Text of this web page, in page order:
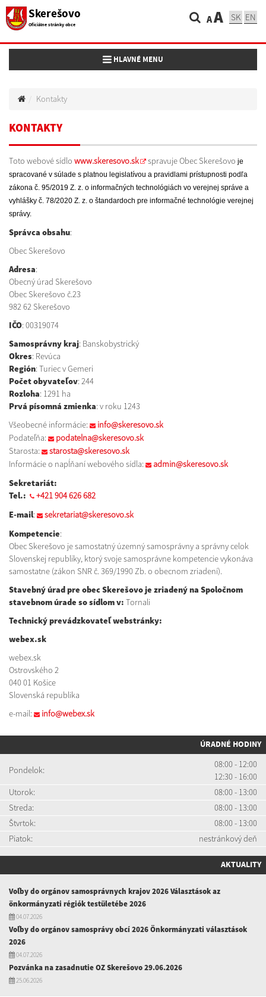
Skerešovo
Oficiálne stránky obce AA SK EN
Toggle navigation
HLAVNÉ MENU
Kontakty
KONTAKTY
Toto webové sídlo www.skeresovo.sk spravuje Obec Skerešovo je
spracované v súlade s platnou legislatívou a pravidlami prístupnosti podľa
zákona č. 95/2019 Z. z. o informačných technológiách vo verejnej správe a
vyhlášky č. 78/2020 Z. z. o štandardoch pre informačné technológie verejnej
správy.
Správca obsahu:
Obec Skerešovo
Adresa:
Obecný úrad Skerešovo
Obec Skerešovo č.23
982 62 Skerešovo
IČO: 00319074
Samosprávny kraj: Banskobystrický
Okres: Revúca
Región: Turiec v Gemeri
Počet obyvateľov: 244
Rozloha: 1291 ha
Prvá písomná zmienka: v roku 1243
Všeobecné informácie:
info@skeresovo.sk
Podateľňa:
podatelna@skeresovo.sk
Starosta:
starosta@skeresovo.sk
Informácie o napĺňaní webového sídla:
admin@skeresovo.sk
Sekretariát:
Tel.:
+421 904 626 682
E-mail:
sekretariat@skeresovo.sk
Kompetencie:
Obec Skerešovo je samostatný územný samosprávny a správny celok
Slovenskej republiky, ktorý svoje samosprávne kompetencie vykonáva
samostatne (zákon SNR č. 369/1990 Zb. o obecnom zriadení).
Stavebný úrad pre obec Skerešovo je zriadený na Spoločnom
stavebnom úrade so sídlom v: Tornali
Technický prevádzkovateľ webstránky:
webex.sk
webex.sk
Ostrovského 2
040 01 Košice
Slovenská republika
e-mail:
info@webex.sk
ÚRADNÉ HODINY
Pondelok:
08:00 - 12:00
12:30 - 16:00
Utorok:
08:00 - 13:00
Streda:
08:00 - 13:00
Štvrtok:
08:00 - 13:00
Piatok:
nestránkový deň
AKTUALITY
Voľby do orgánov samosprávnych krajov 2026 Választások az
önkormányzati régiók testületébe 2026
04.07.2026
Voľby do orgánov samosprávy obcí 2026 Önkormányzati választások
2026
04.07.2026
Pozvánka na zasadnutie OZ Skerešovo 29.06.2026
25.06.2026